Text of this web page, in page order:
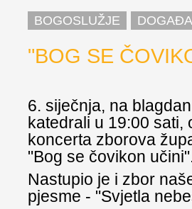
BOGOSLUŽJE
"BOG SE
6. siječnja, na
katedrali u 19:00 sati,
koncerta zborova
"Bog se čovikon
Nastupio je i zbor
pjesme - "Svjetla